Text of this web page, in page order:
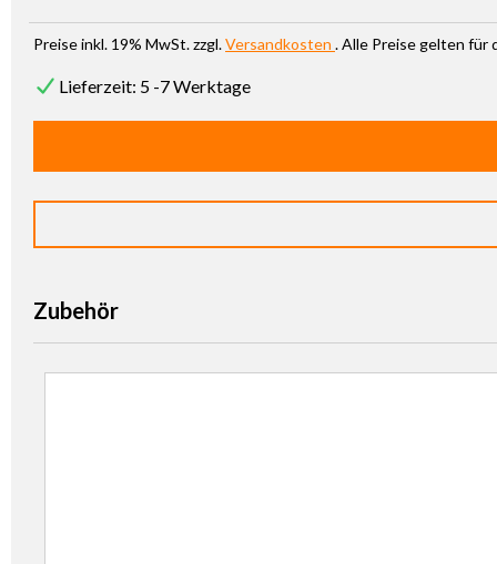
Preise inkl. 19% MwSt. zzgl.Versandkosten . Alle Preise gelten für
Lieferzeit: 5 -7 Werktage
Zubehör